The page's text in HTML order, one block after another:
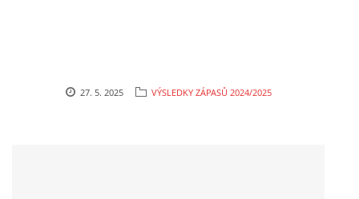
27. 5. 2025 VÝSLEDKY ZÁPASŮ 2024/2025